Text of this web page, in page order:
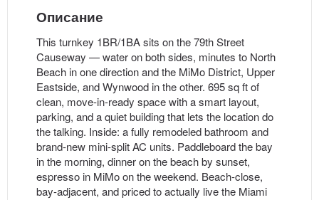
Описание
This turnkey 1BR/1BA sits on the 79th Street
Causeway — water on both sides, minutes to North
Beach in one direction and the MiMo District, Upper
Eastside, and Wynwood in the other. 695 sq ft of
clean, move-in-ready space with a smart layout,
parking, and a quiet building that lets the location do
the talking. Inside: a fully remodeled bathroom and
brand-new mini-split AC units. Paddleboard the bay
in the morning, dinner on the beach by sunset,
espresso in MiMo on the weekend. Beach-close,
bay-adjacent, and priced to actually live the Miami